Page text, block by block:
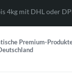
4kg mit DHL oder
Premium-